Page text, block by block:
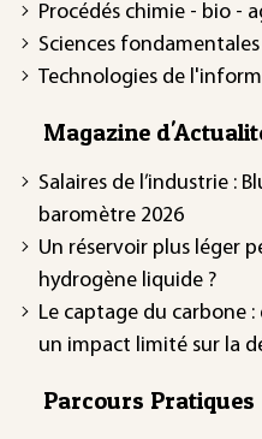
Procédés chimie - bio -
Sciences fondamentales
Technologies de
Magazine
Salaires de l’industrie :
baromètre 2026
Un réservoir plus léger
hydrogène liquide ?
Le captage du carbone
un impact limité sur la
Parcours Pratiques